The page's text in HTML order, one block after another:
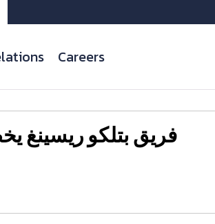
Careers
فريق بتلكو ريسينغ